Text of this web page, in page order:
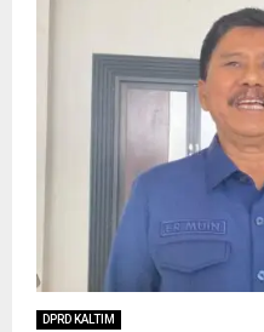
DPRD KALTIM